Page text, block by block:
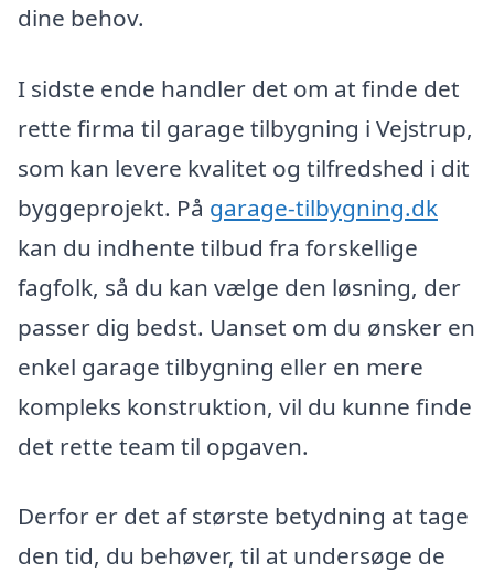
dine behov.
I sidste ende handler det om at finde det
rette firma til garage tilbygning i Vejstrup,
som kan levere kvalitet og tilfredshed i dit
byggeprojekt. På garage-tilbygning.dk
kan du indhente tilbud fra forskellige
fagfolk, så du kan vælge den løsning, der
passer dig bedst. Uanset om du ønsker en
enkel garage tilbygning eller en mere
kompleks konstruktion, vil du kunne finde
det rette team til opgaven.
Derfor er det af største betydning at tage
den tid, du behøver, til at undersøge de